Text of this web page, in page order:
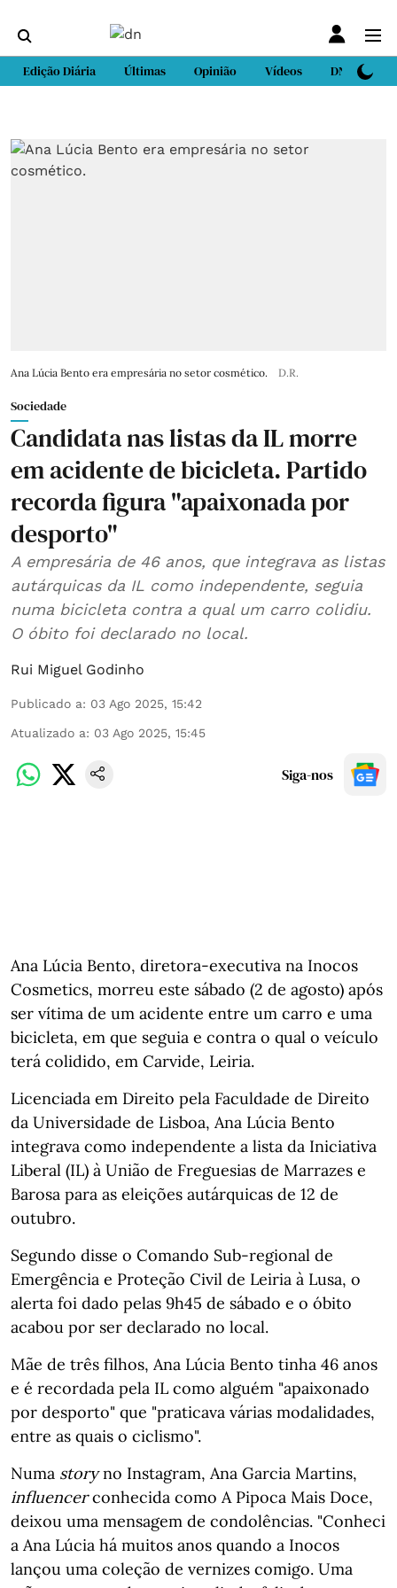
Edição Diária Últimas Opinião Vídeos DN Sport
Ana Lúcia Bento era empresária no setor cosmético. D.R.
Sociedade
Candidata nas listas da IL morre
em acidente de bicicleta. Partido
recorda figura "apaixonada por
desporto"
A empresária de 46 anos, que integrava as listas
autárquicas da IL como independente, seguia
numa bicicleta contra a qual um carro colidiu.
O óbito foi declarado no local.
Rui Miguel Godinho
Publicado a: 03 Ago 2025, 15:42
Atualizado a: 03 Ago 2025, 15:45
Siga-nos
Ana Lúcia Bento, diretora-executiva na Inocos
Cosmetics, morreu este sábado (2 de agosto) após
ser vítima de um acidente entre um carro e uma
bicicleta, em que seguia e contra o qual o veículo
terá colidido, em Carvide, Leiria.
Licenciada em Direito pela Faculdade de Direito
da Universidade de Lisboa, Ana Lúcia Bento
integrava como independente a lista da Iniciativa
Liberal (IL) à União de Freguesias de Marrazes e
Barosa para as eleições autárquicas de 12 de
outubro.
Segundo disse o Comando Sub-regional de
Emergência e Proteção Civil de Leiria à Lusa, o
alerta foi dado pelas 9h45 de sábado e o óbito
acabou por ser declarado no local.
Mãe de três filhos, Ana Lúcia Bento tinha 46 anos
e é recordada pela IL como alguém "apaixonado
por desporto" que "praticava várias modalidades,
entre as quais o ciclismo".
Numa storyno Instagram, Ana Garcia Martins,
influencerconhecida como A Pipoca Mais Doce,
deixou uma mensagem de condolências. "Conheci
a Ana Lúcia há muitos anos quando a Inocos
lançou uma coleção de vernizes comigo. Uma